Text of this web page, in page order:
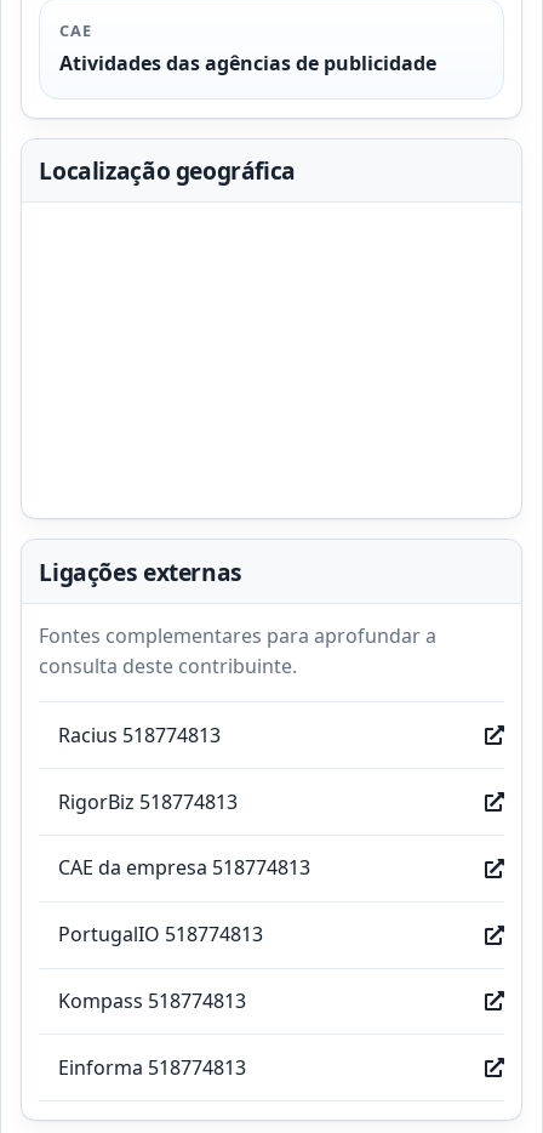
CAE
Atividades das agências de publicidade
Localização geográfica
Ligações externas
Fontes complementares para aprofundar a
consulta deste contribuinte.
Racius 518774813
RigorBiz 518774813
CAE da empresa 518774813
PortugalIO 518774813
Kompass 518774813
Einforma 518774813